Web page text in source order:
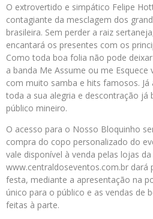
O extrovertido e simpático Felipe
contagiante da mesclagem dos
brasileira. Sem perder a raiz
encantará os presentes com os
Como toda boa folia não pode
a banda Me Assume ou me Esquece
com muito samba e hits famosos.
toda a sua alegria e descontração já
público mineiro.
O acesso para o Nosso Bloquinho
compra do copo personalizado do
vale disponível à venda pelas lojas
www.centraldoseventos.com.br dará
festa, mediante a apresentação na
único para o público e as vendas de
feitas à parte.